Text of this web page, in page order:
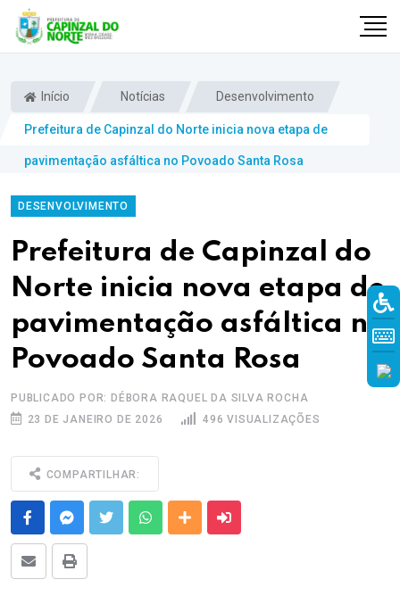
Início Notícias Desenvolvimento
Prefeitura de Capinzal do Norte inicia nova etapa de
pavimentação asfáltica no Povoado Santa Rosa
DESENVOLVIMENTO
Prefeitura de Capinzal do
Norte inicia nova etapa de
pavimentação asfáltica no
Povoado Santa Rosa
PUBLICADO POR: DÉBORA RAQUEL DA SILVA ROCHA
23 DE JANEIRO DE 2026
496 VISUALIZAÇÕES
COMPARTILHAR:
FacebookMessenger
Twitter WhatsappOutras Mídias
E-mail